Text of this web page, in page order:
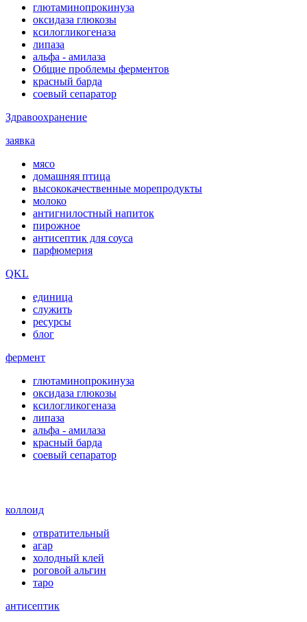
глютаминопрокинуза
оксидаза глюкозы
ксилогликогеназа
липаза
альфа - амилаза
Общие проблемы ферментов
красный барда
соевый сепаратор
Здравоохранение
заявка
мясо
домашняя птица
высококачественные морепродукты
молоко
антигнилостный напиток
пирожное
антисептик для соуса
парфюмерия
QKL
единица
служить
ресурсы
блог
фермент
глютаминопрокинуза
оксидаза глюкозы
ксилогликогеназа
липаза
альфа - амилаза
красный барда
соевый сепаратор
коллоид
отвратительный
агар
холодный клей
роговой альгин
таро
антисептик